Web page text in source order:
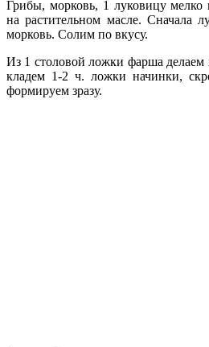
Грибы, морковь, 1 луковицу мелко
на растительном масле. Сначала
морковь. Солим по вкусу.
Из 1 столовой ложки фарша
кладем 1-2 ч. ложки начинки,
формируем зразу.